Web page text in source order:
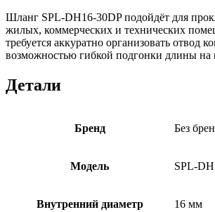
Шланг SPL-DH16-30DP подойдёт для
жилых, коммерческих и технических
требуется аккуратно организовать отвод
возможностью гибкой подгонки длины на
Детали
Бренд Без
Модель SPL-
Внутренний диаметр 16 мм